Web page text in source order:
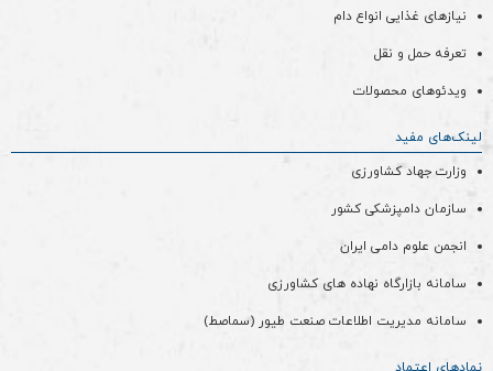
نیازهای غذایی انواع دام
تعرفه حمل و نقل
ویدئو‌های محصولات
لینک‌های مفید
وزارت جهاد کشاورزی
سازمان دامپزشکی کشور
انجمن علوم دامی ایران
سامانه بازارگاه نهاده های کشاورزی
سامانه مدیریت اطلاعات صنعت طیور (سماصط)